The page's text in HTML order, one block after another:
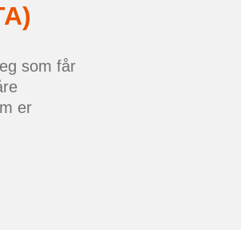
som får
er